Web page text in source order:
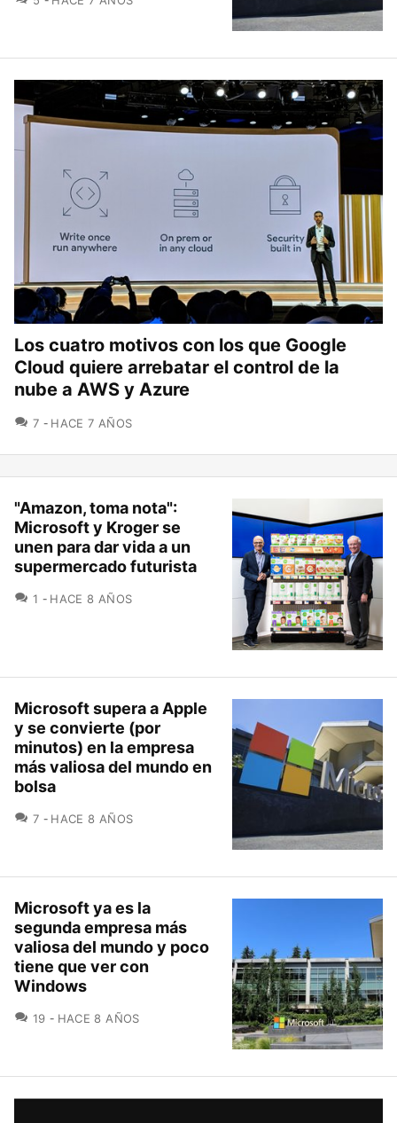
Los cuatro motivos con los que Google
Cloud quiere arrebatar el control de la
nube a AWS y Azure
7 COMENTARIOS
HACE 7 AÑOS
"Amazon, toma nota":
Microsoft y Kroger se
unen para dar vida a un
supermercado futurista
1 COMENTARIOS
HACE 8 AÑOS
Microsoft supera a Apple
y se convierte (por
minutos) en la empresa
más valiosa del mundo en
bolsa
7 COMENTARIOS
HACE 8 AÑOS
Microsoft ya es la
segunda empresa más
valiosa del mundo y poco
tiene que ver con
Windows
19 COMENTARIOS
HACE 8 AÑOS